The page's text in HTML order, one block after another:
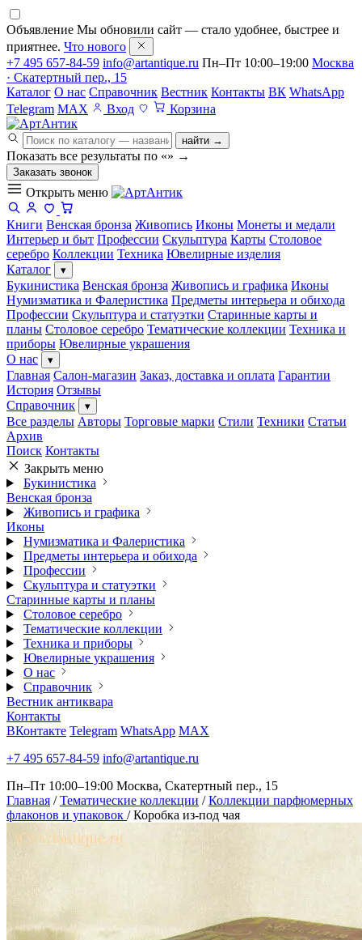
Объявление Мы обновили сайт — стало удобнее, быстрее и
приятнее. Что нового
+7 495 657-84-59 info@artantique.ru Пн–Пт 10:00–19:00 Москва
· Скатертный пер., 15
Каталог О нас Справочник Вестник Контакты ВК WhatsApp
Telegram MAX Вход Корзина
найти →
Показать все результаты по «» →
Заказать звонок
Открыть меню
Книги Венская бронза Живопись Иконы Монеты и медали
Интерьер и быт Профессии Скульптура Карты Столовое
серебро Коллекции Техника Ювелирные изделия
Каталог
▾
Букинистика Венская бронза Живопись и графика Иконы
Нумизматика и Фалеристика Предметы интерьера и обихода
Профессии Скульптура и статуэтки Старинные карты и
планы Столовое серебро Тематические коллекции Техника и
приборы Ювелирные украшения
О нас
▾
Главная Салон-магазин Заказ, доставка и оплата Гарантии
История Отзывы
Справочник
▾
Все разделы Авторы Торговые марки Стили Техники Статьи
Архив
Поиск Контакты
Закрыть меню
Букинистика
Венская бронза
Живопись и графика
Иконы
Нумизматика и Фалеристика
Предметы интерьера и обихода
Профессии
Скульптура и статуэтки
Старинные карты и планы
Столовое серебро
Тематические коллекции
Техника и приборы
Ювелирные украшения
О нас
Справочник
Вестник антиквара
Контакты
ВКонтакте Telegram WhatsApp MAX
+7 495 657-84-59 info@artantique.ru
Пн–Пт 10:00–19:00 Москва, Скатертный пер., 15
Главная / Тематические коллекции / Коллекции парфюмерных
флаконов и упаковок / Коробка из-под чая